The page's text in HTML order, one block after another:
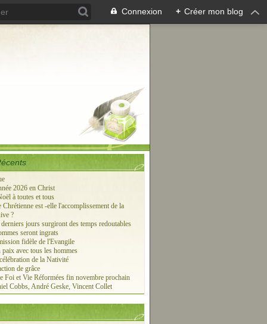
Connexion + Créer mon blog
2026 en Christ
à toutes et tous
Chrétienne est -elle l'accomplissement de la
?
jours surgiront des temps redoutables
seront ingrats
fidèle de l'Evangile
paix avec tous les hommes
de la Nativité
de grâce
Foi et Vie Réformées fin novembre prochain
Cobbs, André Geske, Vincent Collet